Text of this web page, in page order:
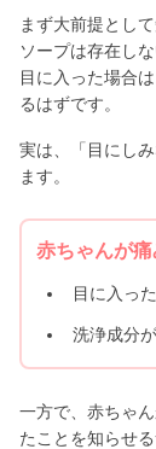
まず大前提とし
ソープは存在し
目に入った場合
るはずです。
実は、「目にし
ます。
赤ちゃんが
目に入っ
洗浄成分
一方で、赤ちゃ
たことを知らせ